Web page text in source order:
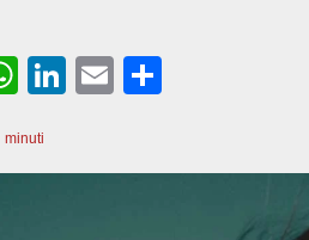
W
at
Li
E
minuti